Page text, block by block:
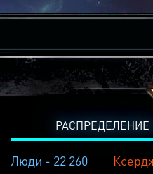
Люди - 22 260